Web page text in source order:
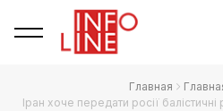
Главная
Іран хоче передати росії